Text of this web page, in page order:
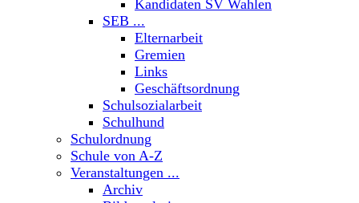
Kandidaten SV Wahlen
SEB ...
Elternarbeit
Gremien
Links
Geschäftsordnung
Schulsozialarbeit
Schulhund
Schulordnung
Schule von A-Z
Veranstaltungen ...
Archiv